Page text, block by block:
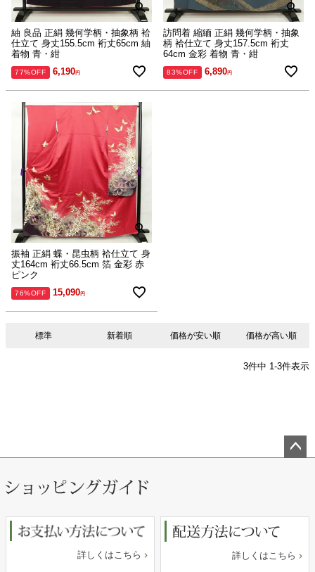
紬 良品 正絹 幾何学柄・抽象柄 袷
仕立て 身丈155.5cm 裄丈65cm 紬
着物 青・紺
77%OFF 6,190
訪問着 縮緬 正絹 幾何学柄・抽象
柄 袷仕立て 身丈157.5cm 裄丈
64cm 金彩 着物 青・紺
83%OFF 6,890
振袖 正絹 蝶・昆虫柄 袷仕立て 身
丈164cm 裄丈66.5cm 箔 金彩 赤
ピンク
76%OFF 15,090
標準 新着順 価格が安い順 価格が高い順
3件中 1 -3件表示
詳しくはこちら 詳しくはこちら